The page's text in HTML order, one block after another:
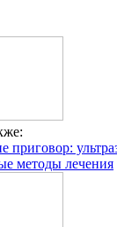
приговор:
методы лечения